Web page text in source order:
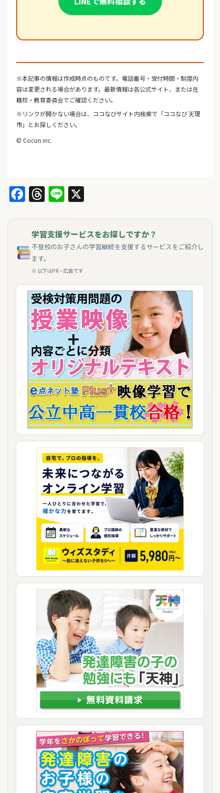
※本記事の情報は作成時点のものです。電話番号・受付時間・制度内
容は変更される場合があります。最新情報は各公式サイト、または在
籍校・教育委員会でご確認ください。
※リンクが開かない場合は、ココなびサイト内検索で「ココなび 天理
市」とお探しください。
© Cocon inc.
Facebook
Threads
Line
学習支援サービスをお探しですか？
不登校のお子さんの学習継続を支援するサービスをご紹介し
ます。
※ 以下はPR・広告です